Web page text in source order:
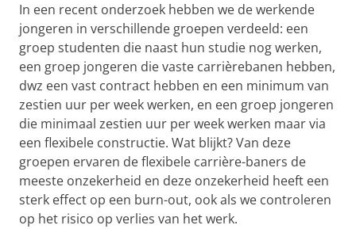
In een recent onderzoek hebben we de werkende
jongeren in verschillende groepen verdeeld: een
groep studenten die naast hun studie nog werken,
een groep jongeren die vaste carrièrebanen hebben,
dwz een vast contract hebben en een minimum van
zestien uur per week werken, en een groep jongeren
die minimaal zestien uur per week werken maar via
een flexibele constructie. Wat blijkt? Van deze
groepen ervaren de flexibele carrière-baners de
meeste onzekerheid en deze onzekerheid heeft een
sterk effect op een burn-out, ook als we controleren
op het risico op verlies van het werk.